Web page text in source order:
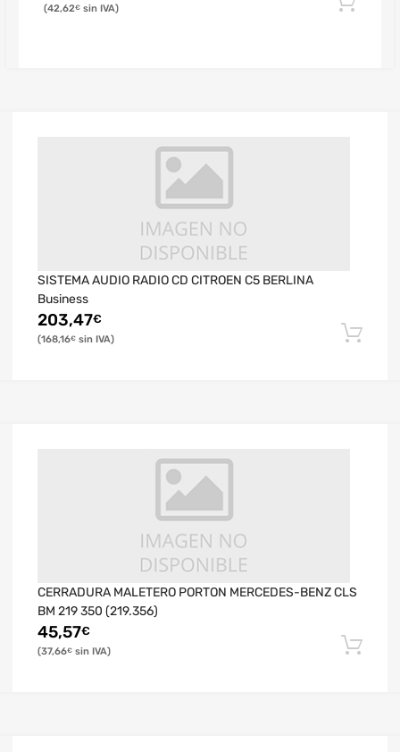
42,62€
SISTEMA AUDIO RADIO CD CITROEN C5 BERLINA
Business
203,47€
168,16€
CERRADURA MALETERO PORTON MERCEDES-BENZ CLS
BM 219 350 (219.356)
45,57€
37,66€